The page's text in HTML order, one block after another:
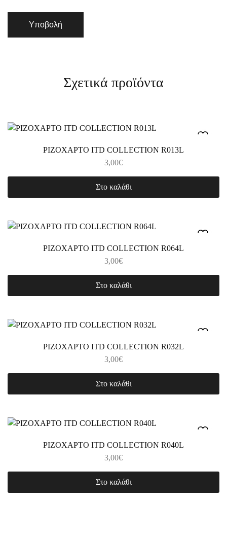
Σχετικά προϊόντα
ΡΙΖΟΧΑΡΤΟ ITD COLLECTION R013L
3,00€
Στο καλάθι
ΡΙΖΟΧΑΡΤΟ ITD COLLECTION R064L
3,00€
Στο καλάθι
ΡΙΖΟΧΑΡΤΟ ITD COLLECTION R032L
3,00€
Στο καλάθι
ΡΙΖΟΧΑΡΤΟ ITD COLLECTION R040L
3,00€
Στο καλάθι